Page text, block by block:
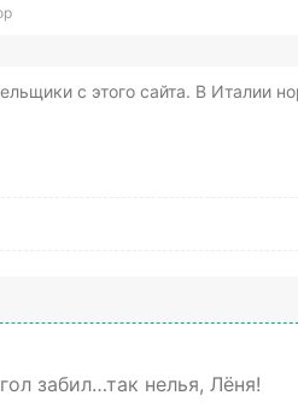
с этого сайта. В Италии
забил…так нелья, Лёня!